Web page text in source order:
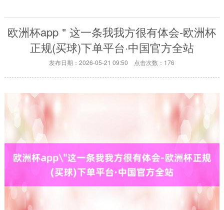
欧洲杯app＂这一条我我方很有体会-欧洲杯
正规(买球)下单平台·中国官方全站
发布日期：2026-05-21 09:50 点击次数：176